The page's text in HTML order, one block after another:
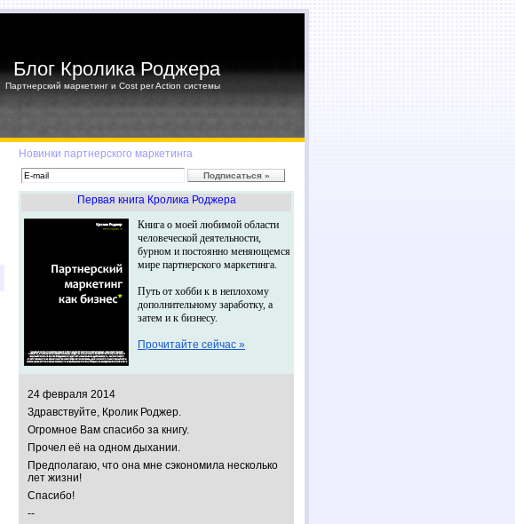
Блог Кролика Роджера
Партнерский маркетинг и Cost per Action системы
Новинки партнерского маркетинга
Первая книга Кролика Роджера
Книга о моей любимой области
человеческой деятельности,
бурном и постоянно меняющемся
мире партнерского маркетинга.
Путь от хобби к в неплохому
дополнительному заработку, а
затем и к бизнесу.
Прочитайте сейчас »
24 февраля 2014
Здравствуйте, Кролик Роджер.
Огромное Вам спасибо за книгу.
Прочел её на одном дыхании.
Предполагаю, что она мне сэкономила несколько
лет жизни!
Спасибо!
--